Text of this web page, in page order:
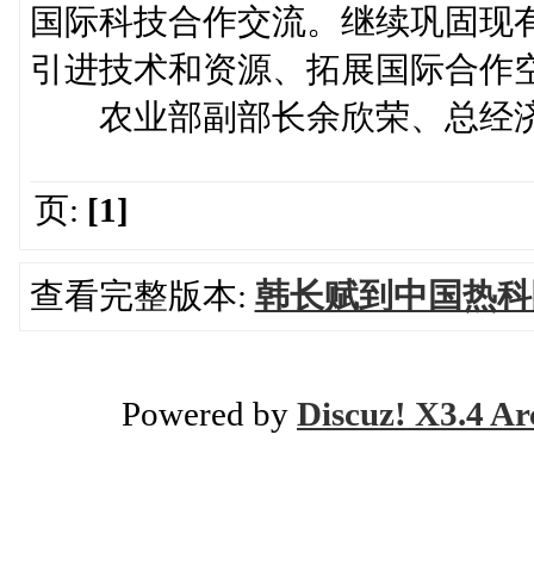
国际科技合作交流。继续巩固
引进技术和资源、拓展国际合作
农业部副部长余欣荣、总经
页: [1]
查看完整版本: 韩长赋到中国热
Powered by Discuz! X3.4